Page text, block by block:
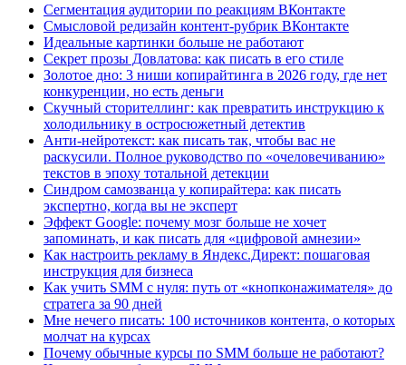
Сегментация аудитории по реакциям ВКонтакте
Смысловой редизайн контент-рубрик ВКонтакте
Идеальные картинки больше не работают
Секрет прозы Довлатова: как писать в его стиле
Золотое дно: 3 ниши копирайтинга в 2026 году, где нет
конкуренции, но есть деньги
Скучный сторителлинг: как превратить инструкцию к
холодильнику в остросюжетный детектив
Анти-нейротекст: как писать так, чтобы вас не
раскусили. Полное руководство по «очеловечиванию»
текстов в эпоху тотальной детекции
Синдром самозванца у копирайтера: как писать
экспертно, когда вы не эксперт
Эффект Google: почему мозг больше не хочет
запоминать, и как писать для «цифровой амнезии»
Как настроить рекламу в Яндекс.Директ: пошаговая
инструкция для бизнеса
Как учить SMM с нуля: путь от «кнопконажимателя» до
стратега за 90 дней
Мне нечего писать: 100 источников контента, о которых
молчат на курсах
Почему обычные курсы по SMM больше не работают?